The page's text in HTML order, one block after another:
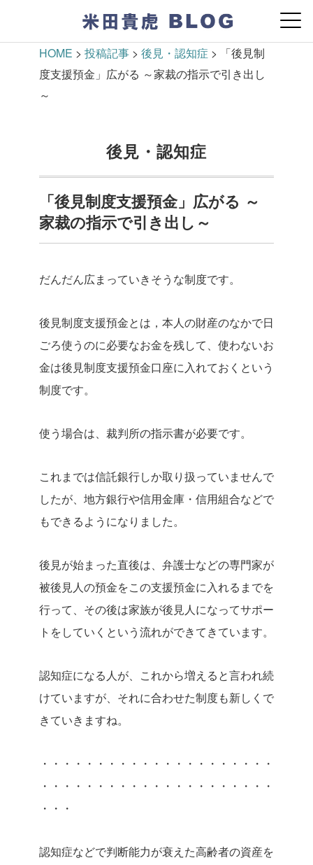
HOME > 投稿記事 > 後見・認知症 >
「後見制
度支援預金」広がる ～家裁の指示で引き出し
～
後見・認知症
「後見制度支援預金」広がる ～
家裁の指示で引き出し～
だんだん広まっていきそうな制度です。
後見制度支援預金とは，本人の財産のなかで日
ごろ使うのに必要なお金を残して、使わないお
金は後見制度支援預金口座に入れておくという
制度です。
使う場合は、裁判所の指示書が必要です。
これまでは信託銀行しか取り扱っていませんで
したが、地方銀行や信用金庫・信用組合などで
もできるようになりました。
後見が始まった直後は、弁護士などの専門家が
被後見人の預金をこの支援預金に入れるまでを
行って、その後は家族が後見人になってサポー
トをしていくという流れができてきています。
認知症になる人が、これから増えると言われ続
けていますが、それに合わせた制度も新しくで
きていきますね。
・・・・・・・・・・・・・・・・・・・・・
・・・・・・・・・・・・・・・・・・・・・
・・・
認知症などで判断能力が衰えた高齢者の資産を